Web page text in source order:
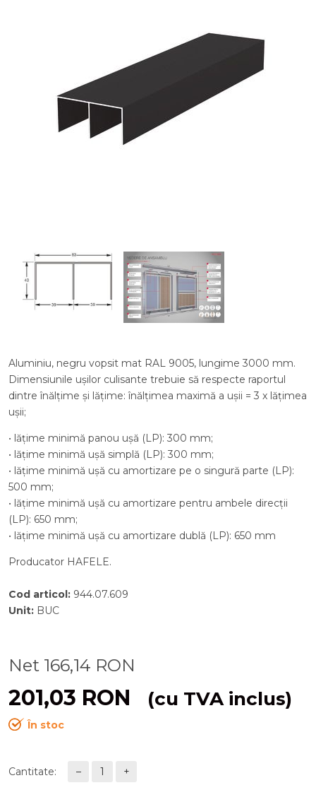
Aluminiu, negru vopsit mat RAL 9005, lungime 3000 mm.
Dimensiunile ușilor culisante trebuie să respecte raportul
dintre înălțime și lățime: înălțimea maximă a ușii = 3 x lățimea
ușii;
• lățime minimă panou ușă (LP): 300 mm;
• lățime minimă ușă simplă (LP): 300 mm;
• lățime minimă ușă cu amortizare pe o singură parte (LP):
500 mm;
• lățime minimă ușă cu amortizare pentru ambele direcții
(LP): 650 mm;
• lățime minimă ușă cu amortizare dublă (LP): 650 mm
Producator HAFELE.
Cod articol: 944.07.609
Unit: BUC
Net 166,14 RON
201,03 RON (cu TVA inclus)
În stoc
Cantitate: – 1 +